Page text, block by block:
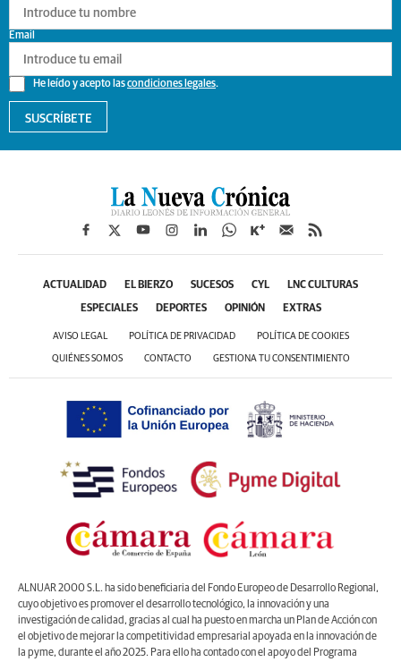
He leído y acepto lascondiciones legales.
Email
SUSCRÍBETE
ACTUALIDAD EL BIERZO SUCESOS CYL LNC CULTURAS
ESPECIALES DEPORTES OPINIÓN EXTRAS
AVISO LEGAL POLÍTICA DE PRIVACIDAD POLÍTICA DE COOKIES
QUIÉNES SOMOS CONTACTO GESTIONA TU CONSENTIMIENTO
ALNUAR 2000 S.L. ha sido beneficiaria del Fondo Europeo de Desarrollo Regional,
cuyo objetivo es promover el desarrollo tecnológico, la innovación y una
investigación de calidad, gracias al cual ha puesto en marcha un Plan de Acción con
el objetivo de mejorar la competitividad empresarial apoyada en la innovación de
la pyme, durante el año 2025. Para ello ha contado con el apoyo del Programa